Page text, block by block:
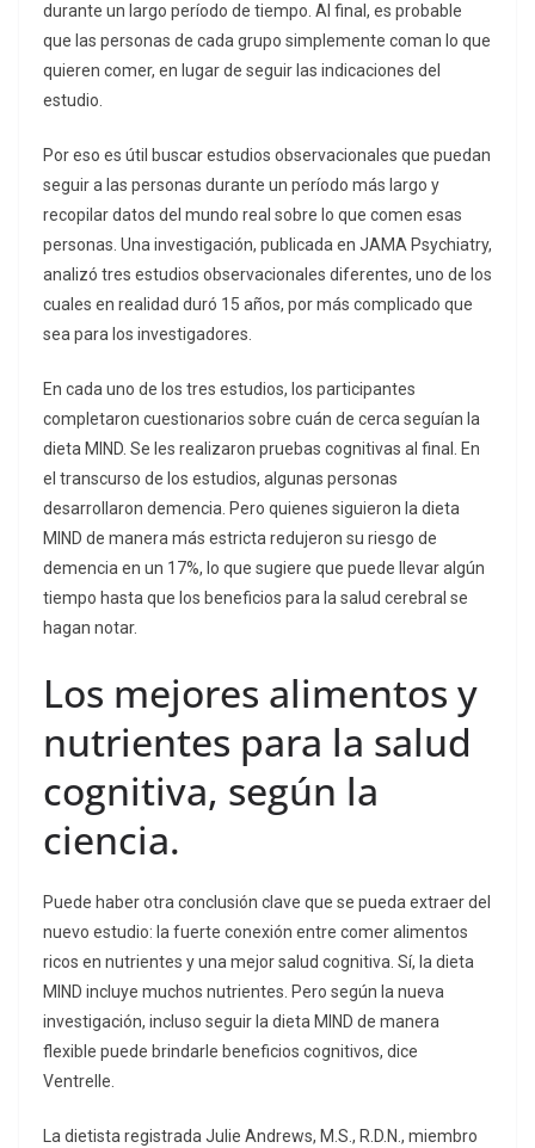
durante un largo período de tiempo. Al final, es probable
que las personas de cada grupo simplemente coman lo que
quieren comer, en lugar de seguir las indicaciones del
estudio.
Por eso es útil buscar estudios observacionales que puedan
seguir a las personas durante un período más largo y
recopilar datos del mundo real sobre lo que comen esas
personas. Una investigación, publicada en JAMA Psychiatry,
analizó tres estudios observacionales diferentes, uno de los
cuales en realidad duró 15 años, por más complicado que
sea para los investigadores.
En cada uno de los tres estudios, los participantes
completaron cuestionarios sobre cuán de cerca seguían la
dieta MIND. Se les realizaron pruebas cognitivas al final. En
el transcurso de los estudios, algunas personas
desarrollaron demencia. Pero quienes siguieron la dieta
MIND de manera más estricta redujeron su riesgo de
demencia en un 17%, lo que sugiere que puede llevar algún
tiempo hasta que los beneficios para la salud cerebral se
hagan notar.
Los mejores alimentos y
nutrientes para la salud
cognitiva, según la
ciencia.
Puede haber otra conclusión clave que se pueda extraer del
nuevo estudio: la fuerte conexión entre comer alimentos
ricos en nutrientes y una mejor salud cognitiva. Sí, la dieta
MIND incluye muchos nutrientes. Pero según la nueva
investigación, incluso seguir la dieta MIND de manera
flexible puede brindarle beneficios cognitivos, dice
Ventrelle.
La dietista registrada Julie Andrews, M.S., R.D.N., miembro